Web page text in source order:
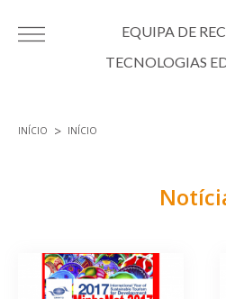
EQUIPA DE
TECNOLOGIAS
INÍCIO INÍCIO
Páginas